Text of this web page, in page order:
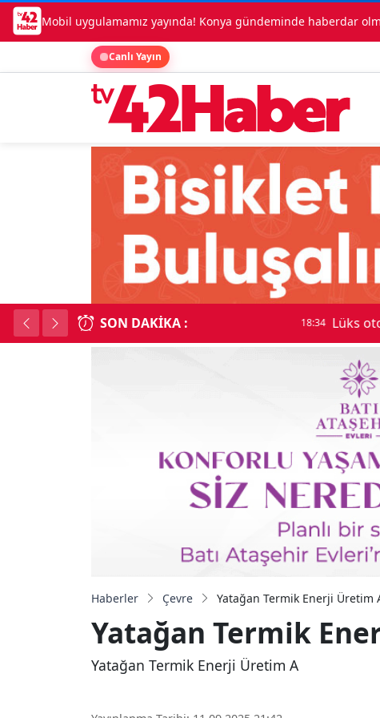
Mobil uygulamamız yayında! Konya gündeminde haberdar
Canlı Yayın
SON DAKIKA : Lüks otomobille kar
Haberler Çevre Yatağan Termik Enerji Üretim
Yatağan Termik
Yatağan Termik Enerji Üretim A